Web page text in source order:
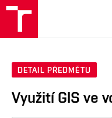
Brno
DETAIL PŘEDMĚTU
Využití GIS ve